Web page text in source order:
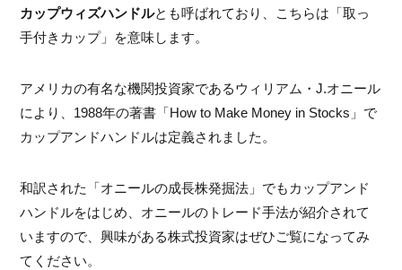
カップウィズハンドルとも呼ばれており、こちらは「取っ
手付きカップ」を意味します。
アメリカの有名な機関投資家であるウィリアム・J.オニール
により、1988年の著書「How to Make Money in Stocks」で
カップアンドハンドルは定義されました。
和訳された「オニールの成長株発掘法」でもカップアンド
ハンドルをはじめ、オニールのトレード手法が紹介されて
いますので、興味がある株式投資家はぜひご覧になってみ
てください。